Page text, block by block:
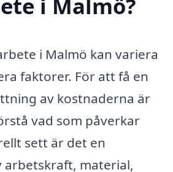
i Malmö kan variera
faktorer. För att få en
av kostnaderna är
vad som påverkar
sett är det en
arbetskraft, material,